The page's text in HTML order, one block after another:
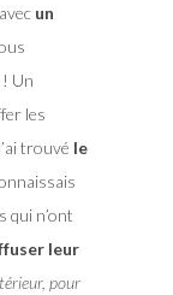
un
Un
les
trouvé le
qui n’ont
leur
pour